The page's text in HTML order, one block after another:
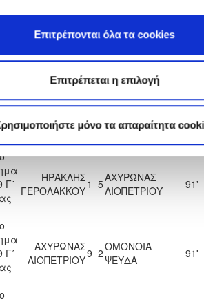
Επιτρέπονται όλα τα cookies
Επιτρέπεται η επιλογή
μόνο τα απαραίτητα
ΜΕΑΠ ΠΕΡΑ
ΧΩΡΙΟΥ
ΝΗΣΟΥ
ΑΧΥΡΩΝΑΣ
ΛΙΟΠΕΤΡΙΟΥ
ΑΧΥΡΩΝΑΣ
ΛΙΟΠΕΤΡΙΟΥ
Γ΄
ΗΡΑΚΛΗΣ
ΓΕΡΟΛΑΚΚΟΥ1 5ΑΧΥΡΩΝΑΣ
ΛΙΟΠΕΤΡΙΟΥ
91'
Γ΄
ΑΧΥΡΩΝΑΣ
ΛΙΟΠΕΤΡΙΟΥ9 2ΟΜΟΝΟΙΑ
ΨΕΥΔΑ
91'